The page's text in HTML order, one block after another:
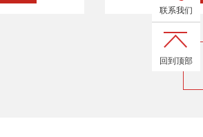
联系我们
回到顶部